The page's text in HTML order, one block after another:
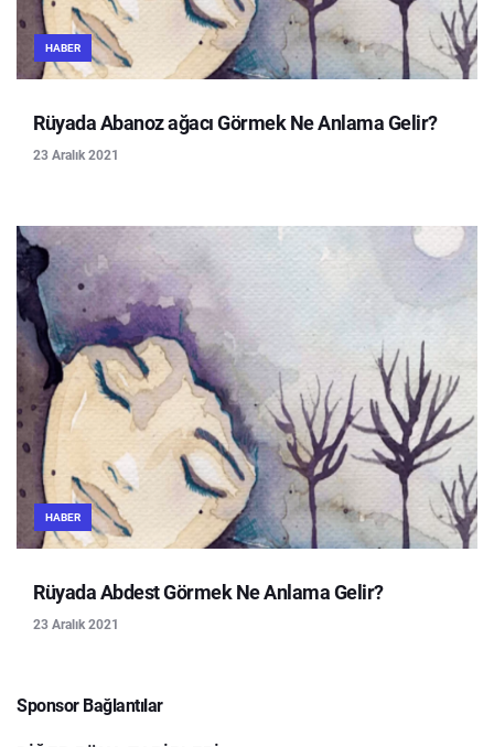
HABER
Rüyada Abanoz ağacı Görmek Ne Anlama Gelir?
23 Aralık 2021
HABER
Rüyada Abdest Görmek Ne Anlama Gelir?
23 Aralık 2021
Sponsor Bağlantılar